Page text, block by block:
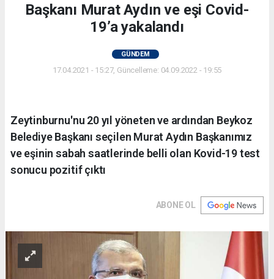
Başkanı Murat Aydın ve eşi Covid-
19’a yakalandı
GÜNDEM
17.04.2021 - 15:27, Güncelleme: 04.09.2022 - 19:55
Zeytinburnu'nu 20 yıl yöneten ve ardından Beykoz
Belediye Başkanı seçilen Murat Aydın Başkanımız
ve eşinin sabah saatlerinde belli olan Kovid-19 test
sonucu pozitif çıktı
ABONE OL